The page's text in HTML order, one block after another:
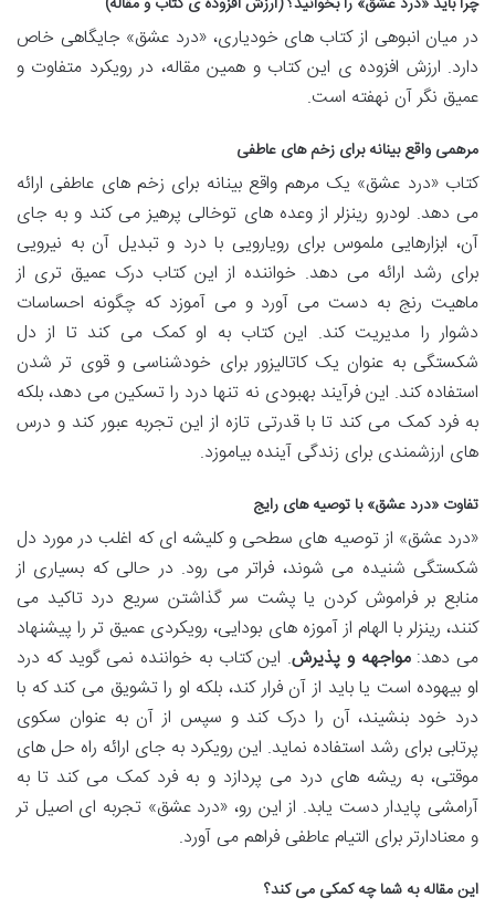
در میان انبوهی از کتاب های خودیاری، «درد عشق» جایگاهی خاص
دارد. ارزش افزوده ی این کتاب و همین مقاله، در رویکرد متفاوت و
عمیق نگر آن نهفته است.
مرهمی واقع بینانه برای زخم های عاطفی
کتاب «درد عشق» یک مرهم واقع بینانه برای زخم های عاطفی ارائه
می دهد. لودرو رینزلر از وعده های توخالی پرهیز می کند و به جای
آن، ابزارهایی ملموس برای رویارویی با درد و تبدیل آن به نیرویی
برای رشد ارائه می دهد. خواننده از این کتاب درک عمیق تری از
ماهیت رنج به دست می آورد و می آموزد که چگونه احساسات
دشوار را مدیریت کند. این کتاب به او کمک می کند تا از دل
شکستگی به عنوان یک کاتالیزور برای خودشناسی و قوی تر شدن
استفاده کند. این فرآیند بهبودی نه تنها درد را تسکین می دهد، بلکه
به فرد کمک می کند تا با قدرتی تازه از این تجربه عبور کند و درس
های ارزشمندی برای زندگی آینده بیاموزد.
تفاوت «درد عشق» با توصیه های رایج
«درد عشق» از توصیه های سطحی و کلیشه ای که اغلب در مورد دل
شکستگی شنیده می شوند، فراتر می رود. در حالی که بسیاری از
منابع بر فراموش کردن یا پشت سر گذاشتن سریع درد تاکید می
کنند، رینزلر با الهام از آموزه های بودایی، رویکردی عمیق تر را پیشنهاد
می دهد:مواجهه و پذیرش. این کتاب به خواننده نمی گوید که درد
او بیهوده است یا باید از آن فرار کند، بلکه او را تشویق می کند که با
درد خود بنشیند، آن را درک کند و سپس از آن به عنوان سکوی
پرتابی برای رشد استفاده نماید. این رویکرد به جای ارائه راه حل های
موقتی، به ریشه های درد می پردازد و به فرد کمک می کند تا به
آرامشی پایدار دست یابد. از این رو، «درد عشق» تجربه ای اصیل تر
و معنادارتر برای التیام عاطفی فراهم می آورد.
این مقاله به شما چه کمکی می کند؟